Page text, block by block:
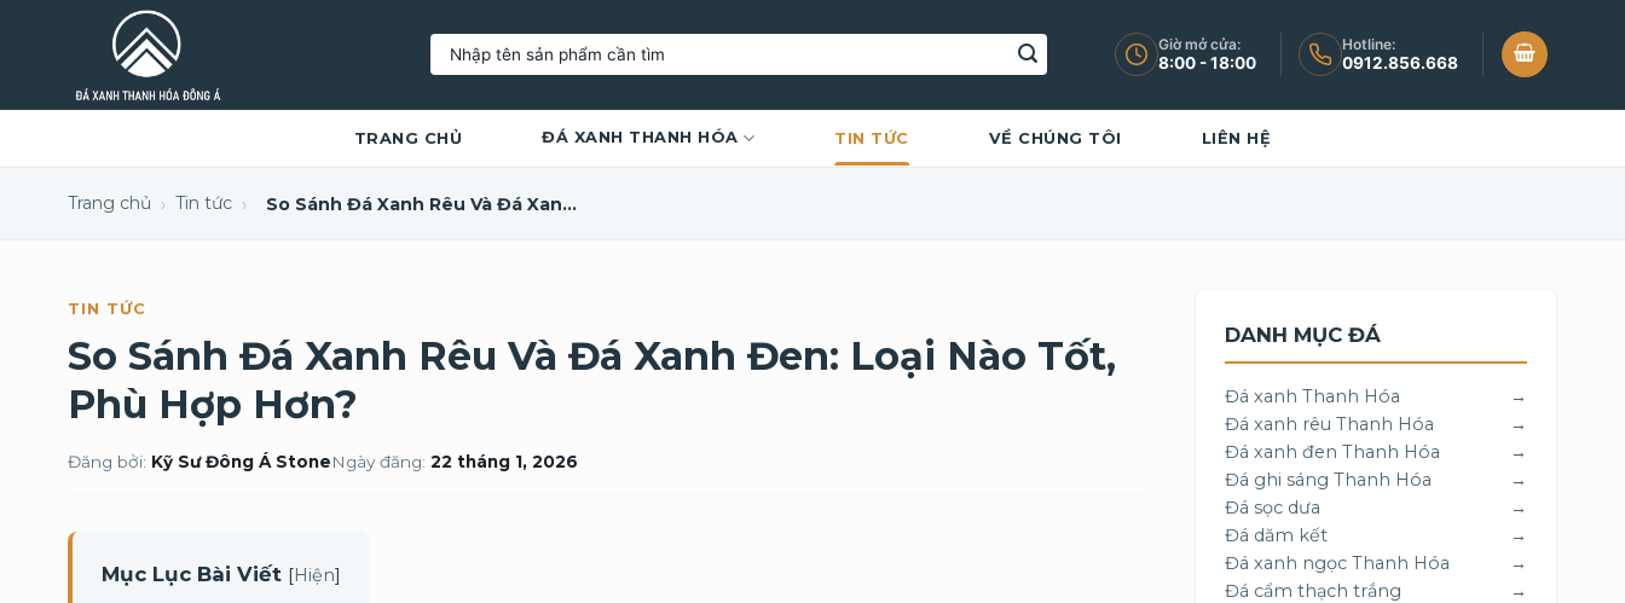
Tìm
kiếm:
Giờ mở cửa:
8:00 - 18:00
Hotline:
0912.856.668
TRANG CHỦ ĐÁ XANH THANH HÓA TIN TỨC VỀ CHÚNG TÔI LIÊN HỆ
Trang chủ › Tin tức › So Sánh Đá Xanh Rêu Và Đá Xanh Đen: Loại Nào Tốt, Phù Hợp Hơn?
TIN TỨC
So Sánh Đá Xanh Rêu Và Đá Xanh Đen: Loại Nào Tốt,
Phù Hợp Hơn?
Đăng bởi: Kỹ Sư Đông Á StoneNgày đăng: 22 tháng 1, 2026
Mục Lục Bài Viết [Hiện]
DANH MỤC ĐÁ
Đá xanh Thanh Hóa
→
Đá xanh rêu Thanh Hóa
→
Đá xanh đen Thanh Hóa
→
Đá ghi sáng Thanh Hóa
→
Đá sọc dưa
→
Đá dăm kết
→
Đá xanh ngọc Thanh Hóa
→
Đá cẩm thạch trắng
→